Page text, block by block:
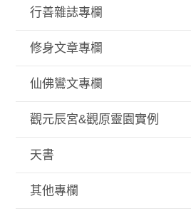
行善雜誌專欄
修身文章專欄
仙佛鸞文專欄
觀元辰宮&觀原靈園實例
天書
其他專欄